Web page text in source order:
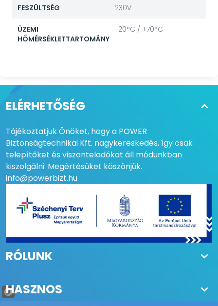
FESZÜLTSÉG 230V
ÜZEMI
HŐMÉRSÉKLETTARTOMÁNY
-20°C / +70°C
ELÉRHETŐSÉG
Tájékoztatjuk Önöket, hogy a POWER
Biztonságtechnikai Kft. nagykereskedés, így csak
telepítőket és viszonteladókat áll módunkban
kiszolgálni. Megértésüket köszönjük.
info@powerbizt.hu
RÓLUNK
HASZNOS